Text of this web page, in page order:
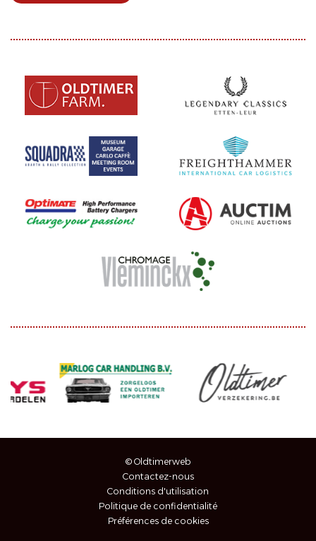
© Oldtimerweb
Contactez-nous
Conditions d'utilisation
Politique de confidentialité
Préférences de cookies